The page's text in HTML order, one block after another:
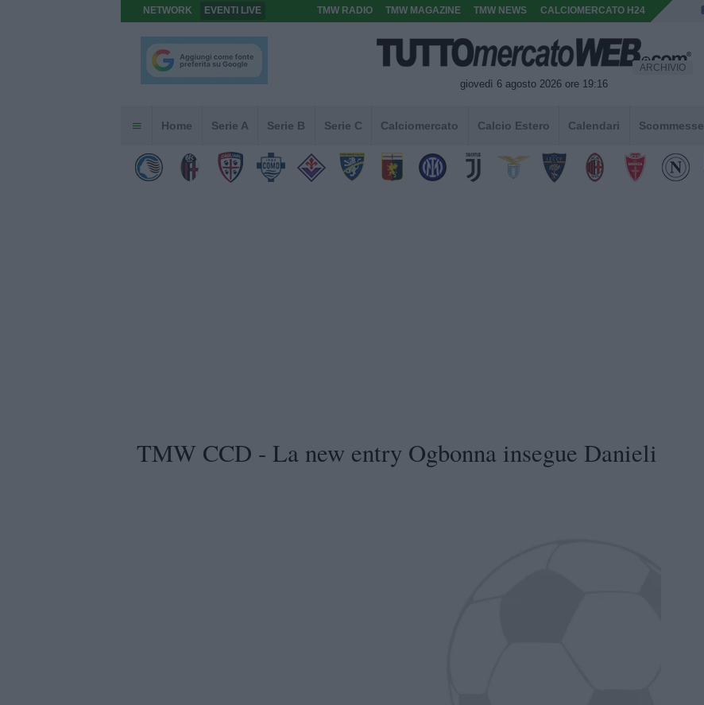
NETWORK EVENTI LIVE TMW RADIO TMW MAGAZINE TMW NEWS CALCIOMERCATO H24
giovedì 6 agosto 2026 ore 19:16
ARCHIVIO
Home Serie A Serie B Serie C Calciomercato Calcio Estero Calendari Scommesse
TMW CCD - La new entry Ogbonna insegue Danieli